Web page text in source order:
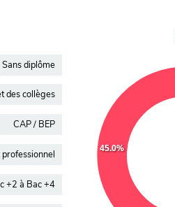
Sans diplôme
des collèges
CAP / BEP
+2 à Bac +4
45.0%